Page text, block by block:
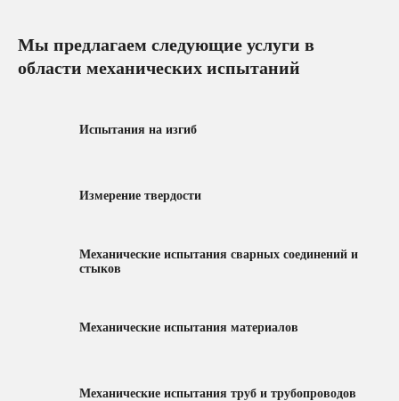
Мы предлагаем следующие услуги в
области механических испытаний
Испытания на изгиб
Измерение твердости
Механические испытания сварных соединений и
стыков
Механические испытания материалов
Механические испытания труб и трубопроводов